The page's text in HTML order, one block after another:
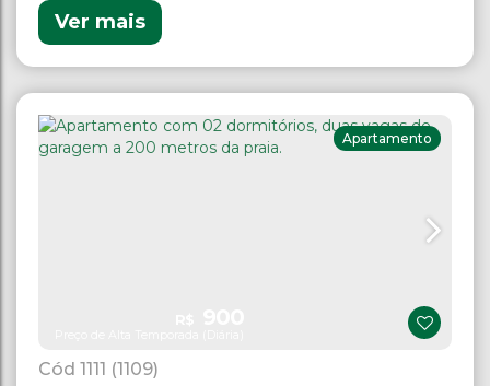
Ver mais
1111 (1109)
Apartamento